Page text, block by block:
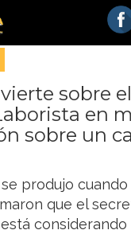
sobre el
en
sobre un
produjo
que el